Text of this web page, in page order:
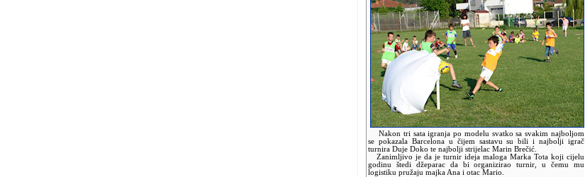
Nakon tri sata igranja po modelu svatko sa svakim najboljom
se pokazala Barcelona u čijem sastavu su bili i najbolji igrač
turnira Duje Doko te najbolji strijelac Marin Brečić.
Zanimljivo je da je turnir ideja maloga Marka Tota koji cijelu
godinu štedi džeparac da bi organizirao turnir, u čemu mu
logistiku pružaju majka Ana i otac Mario.